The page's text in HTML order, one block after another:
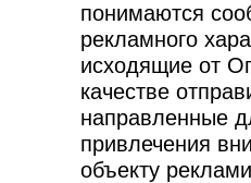
понимаются
рекламного
исходящие от
качестве
направленные
привлечения
объекту